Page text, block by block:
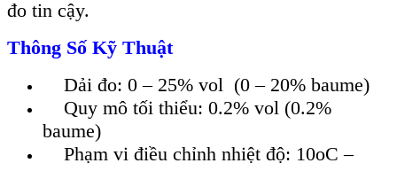
đo tin cậy.
Thông Số Kỹ Thuật
Dải đo: 0 – 25% vol (0 – 20% baume)
Quy mô tối thiểu: 0.2% vol (0.2%
baume)
Phạm vi điều chỉnh nhiệt độ: 10oC –